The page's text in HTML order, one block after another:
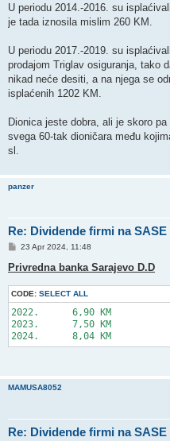
U periodu 2014.-2016. su
je tada iznosila mislim 260 KM.
U periodu 2017.-2019. su
prodajom Triglav osiguranja, tako
nikad neće desiti, a na njega se
isplaćenih 1202 KM.
Dionica jeste dobra, ali je skoro
svega 60-tak dioničara među
sl.
panzer
Re: Dividende firmi na SASE
P
s
t
23 Apr 2024, 11:48
Privredna banka Sarajevo D.D
CODE: SELECT ALL
2022.      6,90 KM
2023.      7,50 KM
MAMUSA8052
Re: Dividende firmi na SASE